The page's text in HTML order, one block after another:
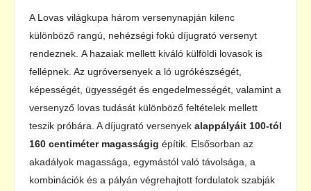
A Lovas világkupa három versenynapján kilenc
különböző rangú, nehézségi fokú díjugrató versenyt
rendeznek. A hazaiak mellett kiváló külföldi lovasok is
fellépnek. Az ugróversenyek a ló ugrókészségét,
képességét, ügyességét és engedelmességét, valamint a
versenyző lovas tudását különböző feltételek mellett
teszik próbára. A díjugrató versenyek alappályáit 100-tól
160 centiméter magasságig építik. Elsősorban az
akadályok magassága, egymástól való távolsága, a
kombinációk és a pályán végrehajtott fordulatok szabják